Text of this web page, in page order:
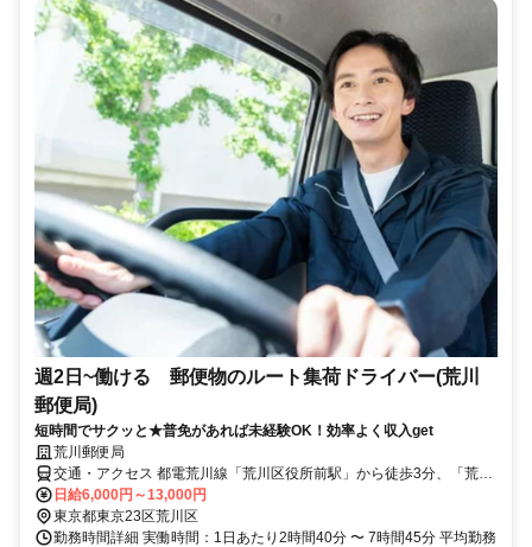
週2日~働ける 郵便物のルート集荷ドライバー(荒川
郵便局)
短時間でサクッと★普免があれば未経験OK！効率よく収入get
荒川郵便局
交通・アクセス 都電荒川線「荒川区役所前駅」から徒歩3分、「荒川
一中前駅」から徒歩7分
日給6,000円～13,000円
東京都東京23区荒川区
勤務時間詳細 実働時間：1日あたり2時間40分 〜 7時間45分 平均勤務